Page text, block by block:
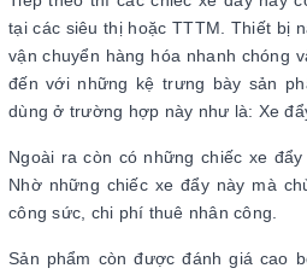
tại các siêu thị hoặc TTTM. Thiết bị
vận chuyển hàng hóa nhanh chóng
đến với những kệ trưng bày sản
dùng ở trường hợp này như là: Xe
Ngoài ra còn có những chiếc xe
Nhờ những chiếc xe đẩy này mà
công sức, chi phí thuê nhân công.
Sản phẩm còn được đánh giá cao